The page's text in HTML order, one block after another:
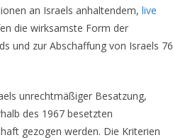
an Israels anhaltendem, live
die wirksamste Form der
und zur Abschaffung von Israels 76
unrechtmäßiger Besatzung,
des 1967 besetzten
gezogen werden. Die Kriterien